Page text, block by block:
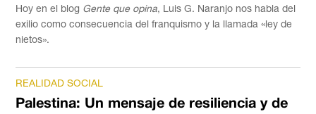
Hoy en el blog Gente que opina, Luis G. Naranjo nos habla del
exilio como consecuencia del franquismo y la llamada «ley de
nietos».
REALIDAD SOCIAL
Palestina: Un mensaje de resiliencia y de